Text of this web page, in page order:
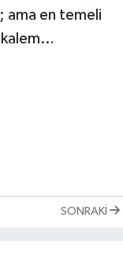
ama en temeli
kalem…
SONRAKI